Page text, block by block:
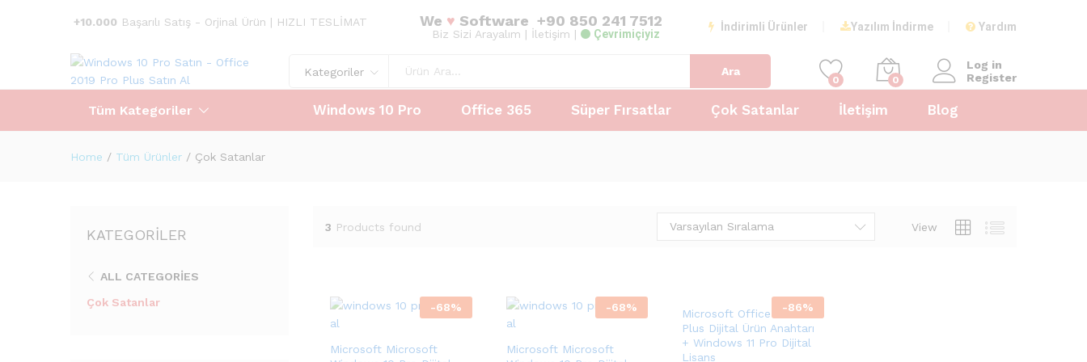
+10.000 Başarılı Satış - Orjinal Ürün | HIZLI TESLİMAT We ♥ Software +90 850 241 7512
Biz Sizi Arayalım | İletişim | Çevrimiçiyiz
İndirimli Ürünler Yazılım İndirme Yardım
Kategoriler Ara
0 0
Log in
Register
Tüm Kategoriler Windows 10 Pro Office 365 Süper Fırsatlar Çok Satanlar İletişim Blog
Home / Tüm Ürünler / Çok Satanlar
3 Products found View
Varsayılan Sıralama
-68%
Microsoft Microsoft
-68%
Microsoft Microsoft
-86%
Microsoft Office 2021 Pro
Plus Dijital Ürün Anahtarı
+ Windows 11 Pro Dijital
Lisans
KATEGORILER
ALL CATEGORIES
Çok Satanlar